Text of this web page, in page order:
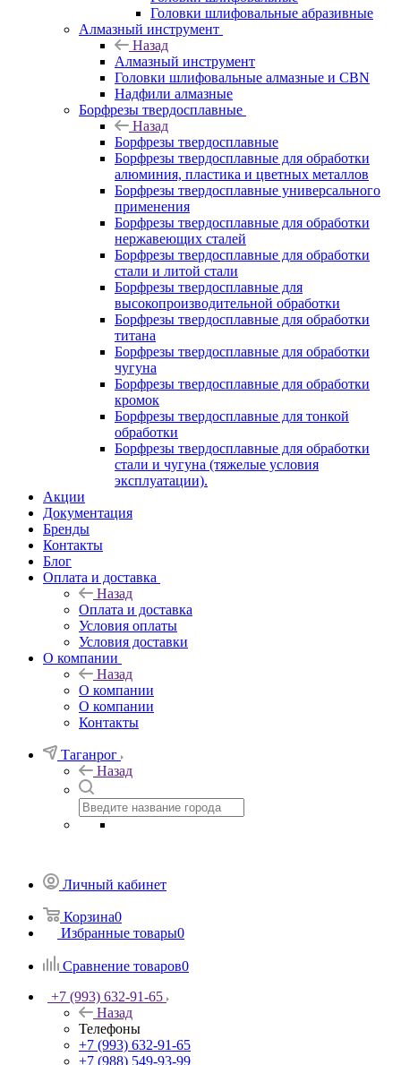
Головки шлифовальные абразивные
Алмазный инструмент
Назад
Алмазный инструмент
Головки шлифовальные алмазные и CBN
Надфили алмазные
Борфрезы твердосплавные
Назад
Борфрезы твердосплавные
Борфрезы твердосплавные для обработки
алюминия, пластика и цветных металлов
Борфрезы твердосплавные универсального
применения
Борфрезы твердосплавные для обработки
нержавеющих сталей
Борфрезы твердосплавные для обработки
стали и литой стали
Борфрезы твердосплавные для
высокопроизводительной обработки
Борфрезы твердосплавные для обработки
титана
Борфрезы твердосплавные для обработки
чугуна
Борфрезы твердосплавные для обработки
кромок
Борфрезы твердосплавные для тонкой
обработки
Борфрезы твердосплавные для обработки
стали и чугуна (тяжелые условия
эксплуатации).
Акции
Документация
Бренды
Контакты
Блог
Оплата и доставка
Назад
Оплата и доставка
Условия оплаты
Условия доставки
О компании
Назад
О компании
О компании
Контакты
Таганрог
Назад
Личный кабинет
Корзина0
Избранные товары0
Сравнение товаров0
+7 (993) 632-91-65
Назад
Телефоны
+7 (993) 632-91-65
+7 (988) 549-93-99